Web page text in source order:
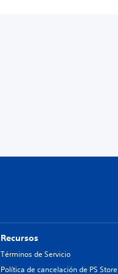
Recursos
Términos de Servicio
Política de cancelación de PS Store